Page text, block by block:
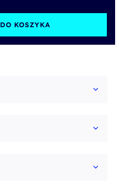
aspekty
prawne
KOSZYKA